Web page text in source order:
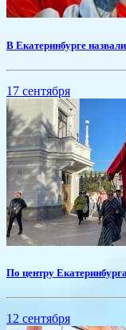
​В Екатеринбурге
17 сентября
По центру
12 сентября